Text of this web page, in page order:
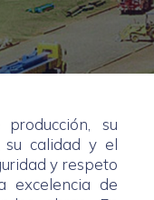
su
su calidad y el
y respeto
excelencia de